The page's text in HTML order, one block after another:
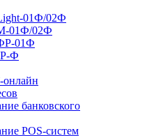
01Ф/02Ф
01Ф/02Ф
01Ф
Ф
банковского
POS-систем